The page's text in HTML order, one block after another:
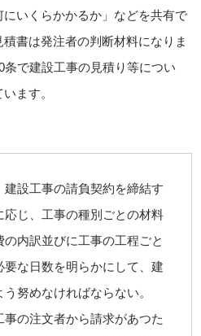
いくらかかるか」などを共有で
書は発注者の判断材料になりま
で建設工事の見積り等につい
ます。
設工事の請負契約を締結す
応じ、工事の種別ごとの材料
内訳並びに工事の工程ごと
な日数を明らかにして、建
努めなければならない。
の注文者から請求があつた